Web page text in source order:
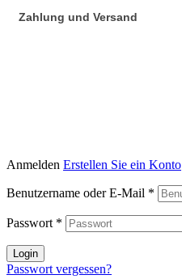
Zahlung und Versand
Anmelden Erstellen Sie ein Konto
Benutzername oder E-Mail *
Passwort *
Login
Passwort vergessen?